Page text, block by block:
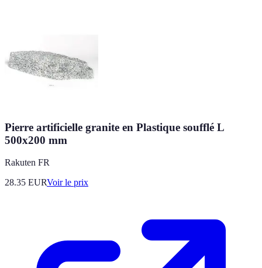
Pierre artificielle granite en Plastique soufflé L
500x200 mm
Rakuten FR
28.35 EURVoir le prix